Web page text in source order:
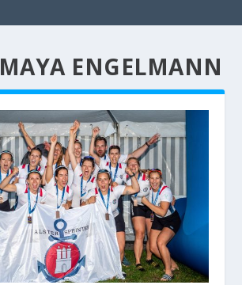
MAYA ENGELMANN